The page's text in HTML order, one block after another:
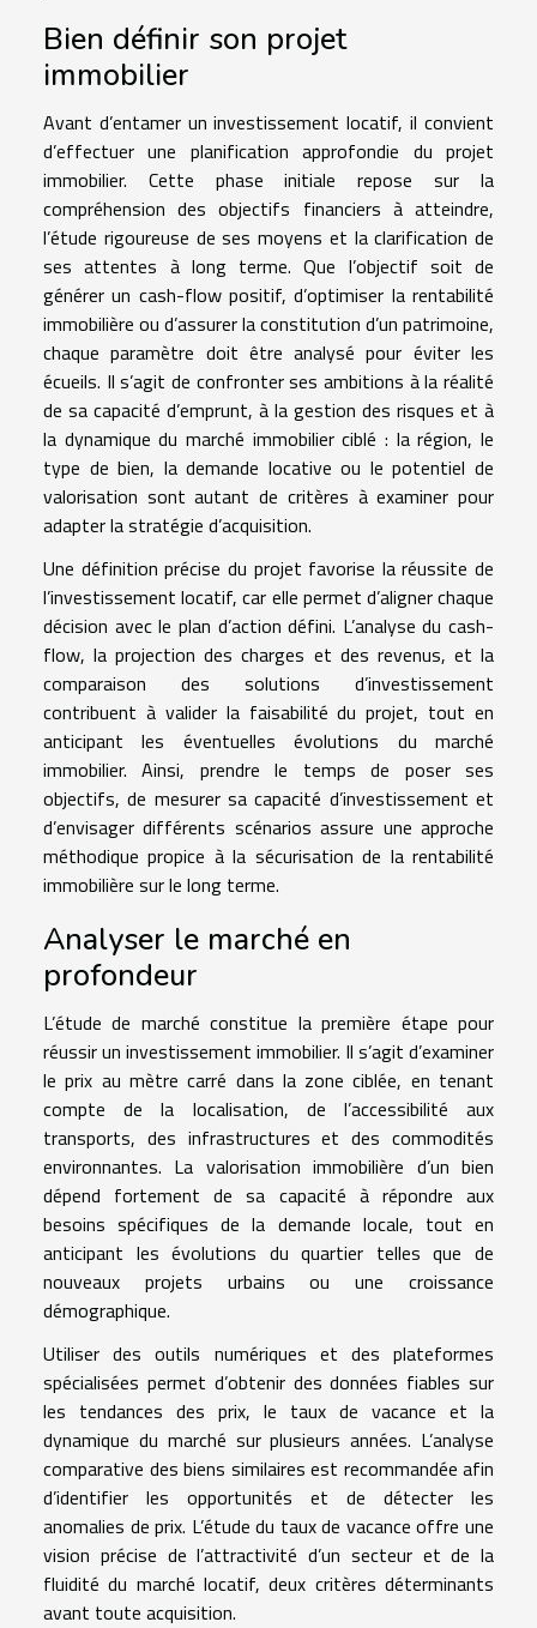
Bien définir son projet
immobilier
Avant d’entamer un investissement locatif, il convient
d’effectuer une planification approfondie du projet
immobilier. Cette phase initiale repose sur la
compréhension des objectifs financiers à atteindre,
l’étude rigoureuse de ses moyens et la clarification de
ses attentes à long terme. Que l’objectif soit de
générer un cash-flow positif, d’optimiser la rentabilité
immobilière ou d’assurer la constitution d’un patrimoine,
chaque paramètre doit être analysé pour éviter les
écueils. Il s’agit de confronter ses ambitions à la réalité
de sa capacité d’emprunt, à la gestion des risques et à
la dynamique du marché immobilier ciblé : la région, le
type de bien, la demande locative ou le potentiel de
valorisation sont autant de critères à examiner pour
adapter la stratégie d’acquisition.
Une définition précise du projet favorise la réussite de
l’investissement locatif, car elle permet d’aligner chaque
décision avec le plan d’action défini. L’analyse du cash-
flow, la projection des charges et des revenus, et la
comparaison des solutions d’investissement
contribuent à valider la faisabilité du projet, tout en
anticipant les éventuelles évolutions du marché
immobilier. Ainsi, prendre le temps de poser ses
objectifs, de mesurer sa capacité d’investissement et
d’envisager différents scénarios assure une approche
méthodique propice à la sécurisation de la rentabilité
immobilière sur le long terme.
Analyser le marché en
profondeur
L’étude de marché constitue la première étape pour
réussir un investissement immobilier. Il s’agit d’examiner
le prix au mètre carré dans la zone ciblée, en tenant
compte de la localisation, de l’accessibilité aux
transports, des infrastructures et des commodités
environnantes. La valorisation immobilière d’un bien
dépend fortement de sa capacité à répondre aux
besoins spécifiques de la demande locale, tout en
anticipant les évolutions du quartier telles que de
nouveaux projets urbains ou une croissance
démographique.
Utiliser des outils numériques et des plateformes
spécialisées permet d’obtenir des données fiables sur
les tendances des prix, le taux de vacance et la
dynamique du marché sur plusieurs années. L’analyse
comparative des biens similaires est recommandée afin
d’identifier les opportunités et de détecter les
anomalies de prix. L’étude du taux de vacance offre une
vision précise de l’attractivité d’un secteur et de la
fluidité du marché locatif, deux critères déterminants
avant toute acquisition.